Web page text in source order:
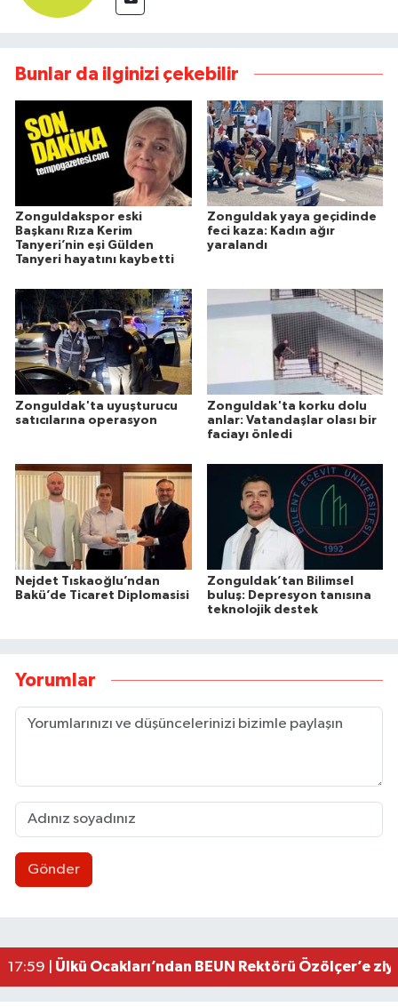
Bunlar da ilginizi çekebilir
Zonguldakspor eski
Başkanı Rıza Kerim
Tanyeri’nin eşi Gülden
Tanyeri hayatını kaybetti
Zonguldak yaya geçidinde
feci kaza: Kadın ağır
yaralandı
Zonguldak'ta uyuşturucu
satıcılarına operasyon
Zonguldak'ta korku dolu
anlar: Vatandaşlar olası bir
faciayı önledi
Nejdet Tıskaoğlu’ndan
Bakü’de Ticaret Diplomasisi
Zonguldak’tan Bilimsel
buluş: Depresyon tanısına
teknolojik destek
Yorumlar
Gönder
13:30 |Çadır ve baraka işgalleri kaldırıldı
17:59 | Ülkü Ocakları’ndan BEUN Rektörü Özölçer’e